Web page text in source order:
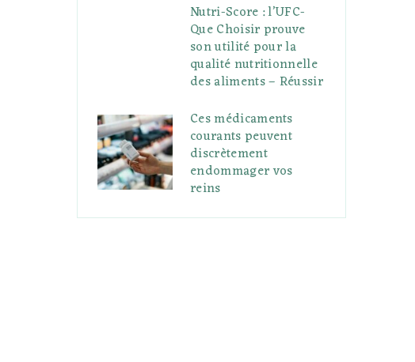
Nutri-Score : l’UFC-
Que Choisir prouve
son utilité pour la
qualité nutritionnelle
des aliments – Réussir
Ces médicaments
courants peuvent
discrètement
endommager vos
reins